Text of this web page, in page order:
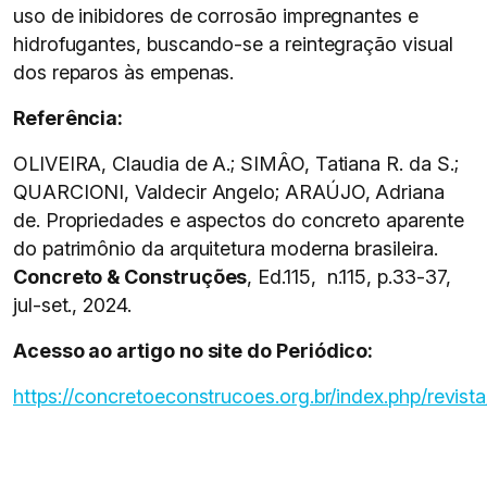
uso de inibidores de corrosão impregnantes e
hidrofugantes, buscando-se a reintegração visual
dos reparos às empenas.
Referência:
OLIVEIRA, Claudia de A.; SIMÂO, Tatiana R. da S.;
QUARCIONI, Valdecir Angelo; ARAÚJO, Adriana
de. Propriedades e aspectos do concreto aparente
do patrimônio da arquitetura moderna brasileira.
Concreto & Construções, Ed.115, n.115, p.33-37,
jul-set., 2024.
Acesso ao artigo no site do Periódico:
https://concretoeconstrucoes.org.br/index.php/